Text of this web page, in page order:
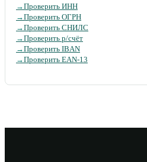
→Проверить ИНН
→Проверить ОГРН
→Проверить СНИЛС
→Проверить р/счёт
→Проверить IBAN
→Проверить EAN-13